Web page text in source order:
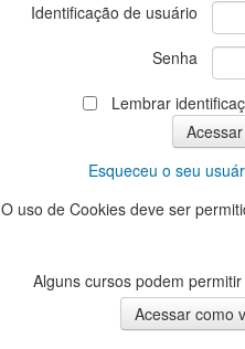
Identificação de usuário
Senha
Lembrar
Esqueceu o seu
O uso de Cookies deve ser
Alguns cursos podem